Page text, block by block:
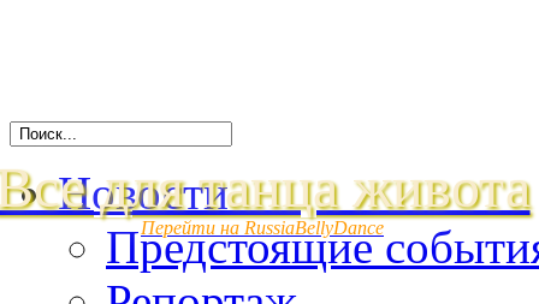
для танца живота
Перейти на RussiaBellyDance
Новости
Предстоящие